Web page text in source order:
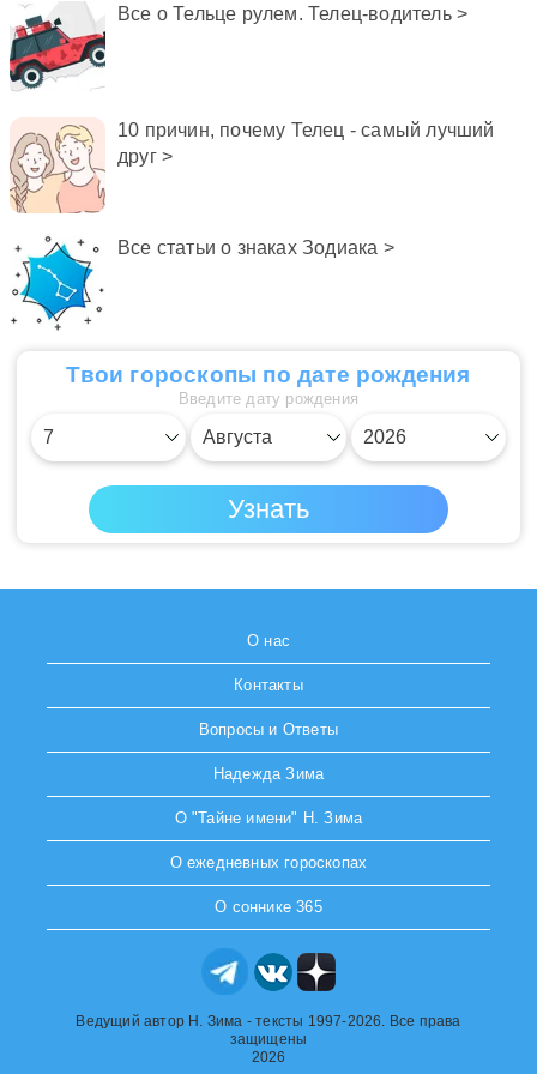
Телец в 2025 году
Все о Тельце рулем. Телец-водитель >
10 причин, почему Телец - самый лучший
друг >
Все статьи о знаках Зодиака >
Твои гороскопы по дате рождения
Введите дату рождения
О нас
Контакты
Вопросы и Ответы
Надежда Зима
О "Тайне имени" Н. Зима
О ежедневных гороскопах
О соннике 365
Ведущий автор Н. Зима - тексты 1997-2026. Все права
защищены
2026